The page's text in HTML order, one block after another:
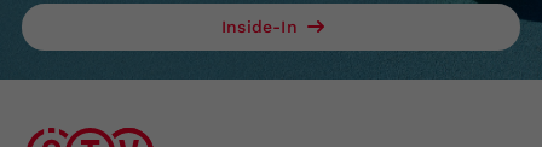
Inside-In